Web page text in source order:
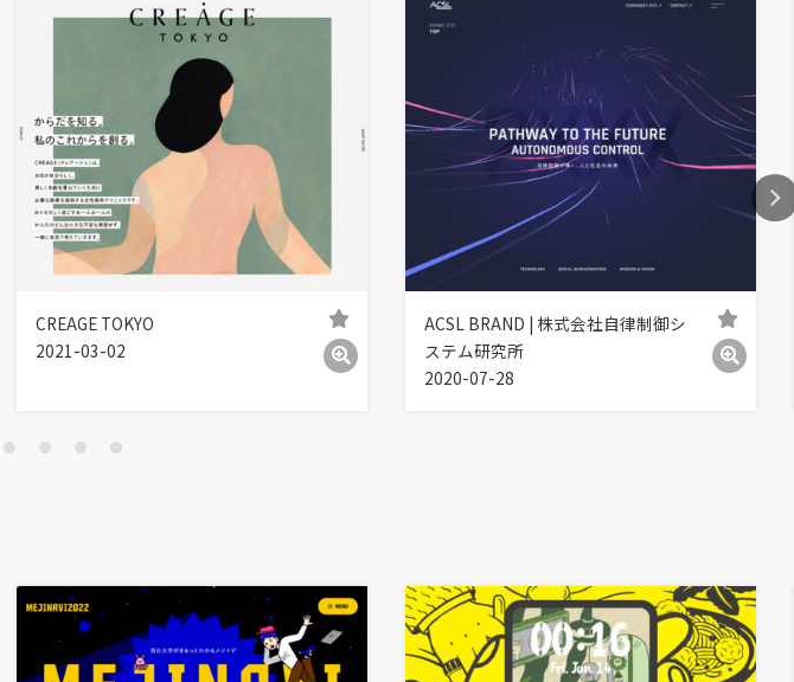
CREAGE TOKYO
2021-03-02
ACSL BRAND | 株式会社自律制御シ
ステム研究所
2020-07-28